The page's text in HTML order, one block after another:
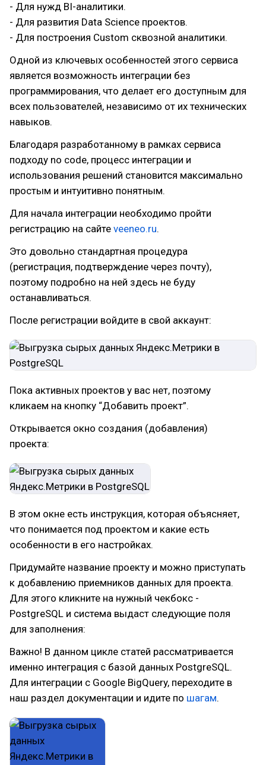
- Для нужд BI-аналитики.
- Для развития Data Science проектов.
- Для построения Custom сквозной аналитики.
Одной из ключевых особенностей этого сервиса
является возможность интеграции без
программирования, что делает его доступным для
всех пользователей, независимо от их технических
навыков.
Благодаря разработанному в рамках сервиса
подходу no code, процесс интеграции и
использования решений становится максимально
простым и интуитивно понятным.
Для начала интеграции необходимо пройти
регистрацию на сайте veeneo.ru.
Это довольно стандартная процедура
(регистрация, подтверждение через почту),
поэтому подробно на ней здесь не буду
останавливаться.
После регистрации войдите в свой аккаунт:
Пока активных проектов у вас нет, поэтому
кликаем на кнопку “Добавить проект”.
Открывается окно создания (добавления)
проекта:
В этом окне есть инструкция, которая объясняет,
что понимается под проектом и какие есть
особенности в его настройках.
Придумайте название проекту и можно приступать
к добавлению приемников данных для проекта.
Для этого кликните на нужный чекбокс -
PostgreSQL и система выдаст следующие поля
для заполнения:
Важно! В данном цикле статей рассматривается
именно интеграция с базой данных PostgreSQL.
Для интеграции с Google BigQuery, переходите в
наш раздел документации и идите по шагам.